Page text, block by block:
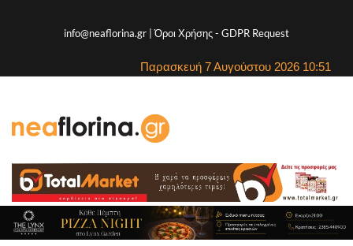
info@neaflorina.gr |Όροι Χρήσης- GDPR Request
Παρασκευή 7 Αυγούστου 2026 10:51